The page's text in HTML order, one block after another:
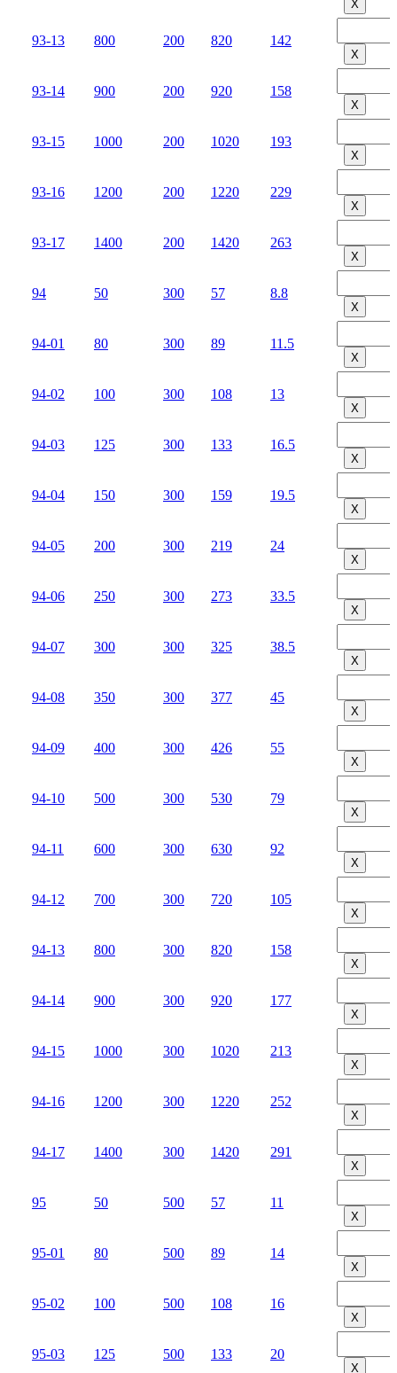
Х
93-13 800 200 820 142
Х
93-14 900 200 920 158
Х
93-15 1000 200 1020 193
Х
93-16 1200 200 1220 229
Х
93-17 1400 200 1420 263
Х
94 50 300 57 8.8
Х
94-01 80 300 89 11.5
Х
94-02 100 300 108 13
Х
94-03 125 300 133 16.5
Х
94-04 150 300 159 19.5
Х
94-05 200 300 219 24
Х
94-06 250 300 273 33.5
Х
94-07 300 300 325 38.5
Х
94-08 350 300 377 45
Х
94-09 400 300 426 55
Х
94-10 500 300 530 79
Х
94-11 600 300 630 92
Х
94-12 700 300 720 105
Х
94-13 800 300 820 158
Х
94-14 900 300 920 177
Х
94-15 1000 300 1020 213
Х
94-16 1200 300 1220 252
Х
94-17 1400 300 1420 291
Х
95 50 500 57 11
Х
95-01 80 500 89 14
Х
95-02 100 500 108 16
Х
95-03 125 500 133 20
Х